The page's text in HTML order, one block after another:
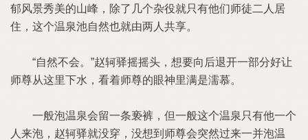
郁风景秀美的山峰，除了几个杂役就只有他们师徒二人居
住，这个温泉池自然也就由两人共享。
“自然不会。”赵轲驿摇摇头，想要向后退开一部分好让
师尊从这里下水，看着师尊的眼神里满是濡慕。
一般泡温泉会留一条亵裤，但一般这个温泉只有他一个
人来泡，赵轲驿就没穿，没想到师尊会突然过来一并泡温